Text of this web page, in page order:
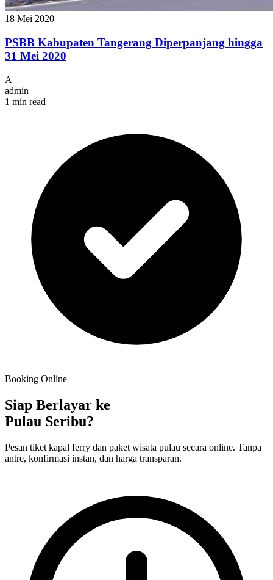
18 Mei 2020
PSBB Kabupaten Tangerang Diperpanjang hingga
31 Mei 2020
A
admin
1 min read
Booking Online
Siap Berlayar ke
Pulau Seribu?
Pesan tiket kapal ferry dan paket wisata pulau secara online. Tanpa
antre, konfirmasi instan, dan harga transparan.